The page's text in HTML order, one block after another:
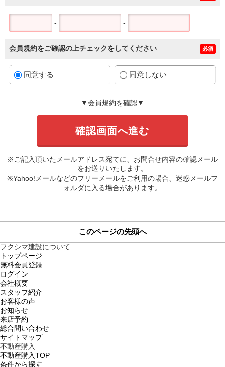
- -
会員規約をご確認の上チェックをしてください 必須
同意する 同意しない
▼会員規約を確認▼
※ご記入頂いたメールアドレス宛てに、お問合せ内容の確認メール
をお送りいたします。
※Yahoo!メールなどのフリーメールをご利用の場合、迷惑メールフ
ォルダに入る場合があります。
このページの先頭へ
フクシマ建設について
トップページ
無料会員登録
ログイン
会社概要
スタッフ紹介
お客様の声
お知らせ
来店予約
総合問い合わせ
サイトマップ
不動産購入
不動産購入TOP
条件から探す